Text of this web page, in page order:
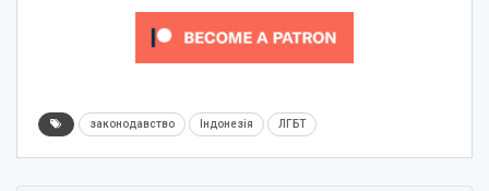
законодавство Індонезія ЛГБТ